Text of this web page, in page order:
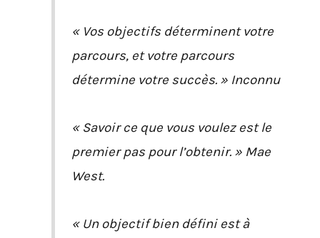
« Vos objectifs déterminent votre
parcours, et votre parcours
détermine votre succès. » Inconnu
« Savoir ce que vous voulez est le
premier pas pour l’obtenir. » Mae
West.
« Un objectif bien défini est à